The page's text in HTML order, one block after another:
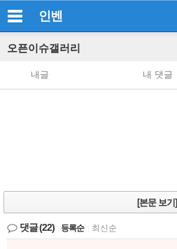
인벤
오픈이슈갤러리
내글 내 댓글
[본문 보기]
댓글(22) 등록순 최신순